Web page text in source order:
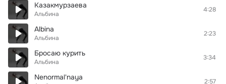
Казакмурзаева
Альбина
4:28
Albina
Альбина
2:23
Бросаю курить
Альбина
3:34
Nenormal'naya 2:57